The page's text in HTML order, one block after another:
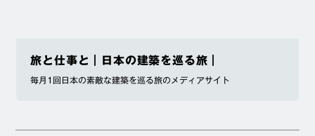
旅と仕事と｜日本の建築を巡る旅｜
毎月1回日本の素敵な建築を巡る旅のメディアサイト